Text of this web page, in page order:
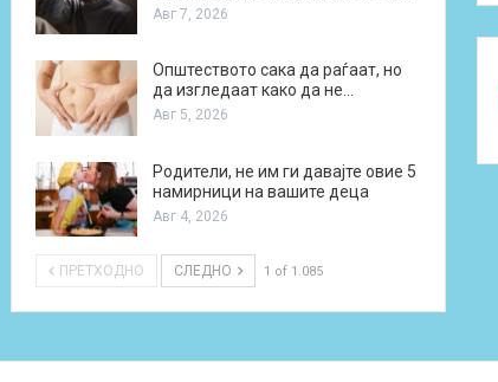
Авг 7, 2026
Општеството сака да раѓаат, но
да изгледаат како да не…
Авг 5, 2026
Родители, не им ги давајте овие 5
намирници на вашите деца
Авг 4, 2026
ПРЕТХОДНО СЛЕДНО 1 of 1.085